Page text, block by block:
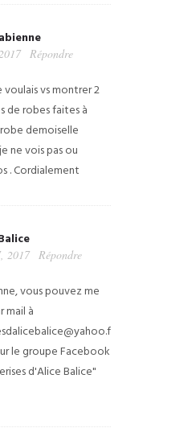
Répondre
vs montrer 2
de robes faites à
demoiselle
ne vois pas ou
.Cordialement
2017 Répondre
vous pouvez me
mail à
le groupe Facebook
d'Alice Balice"